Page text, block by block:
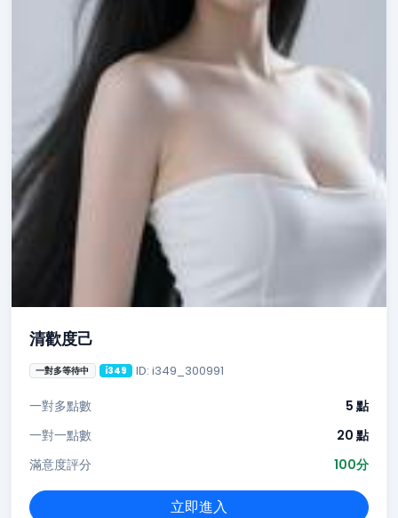
清歡度己
一對多等待中 i349 ID: i349_300991
一對多點數
5 點
一對一點數
20 點
滿意度評分
100分
立即進入